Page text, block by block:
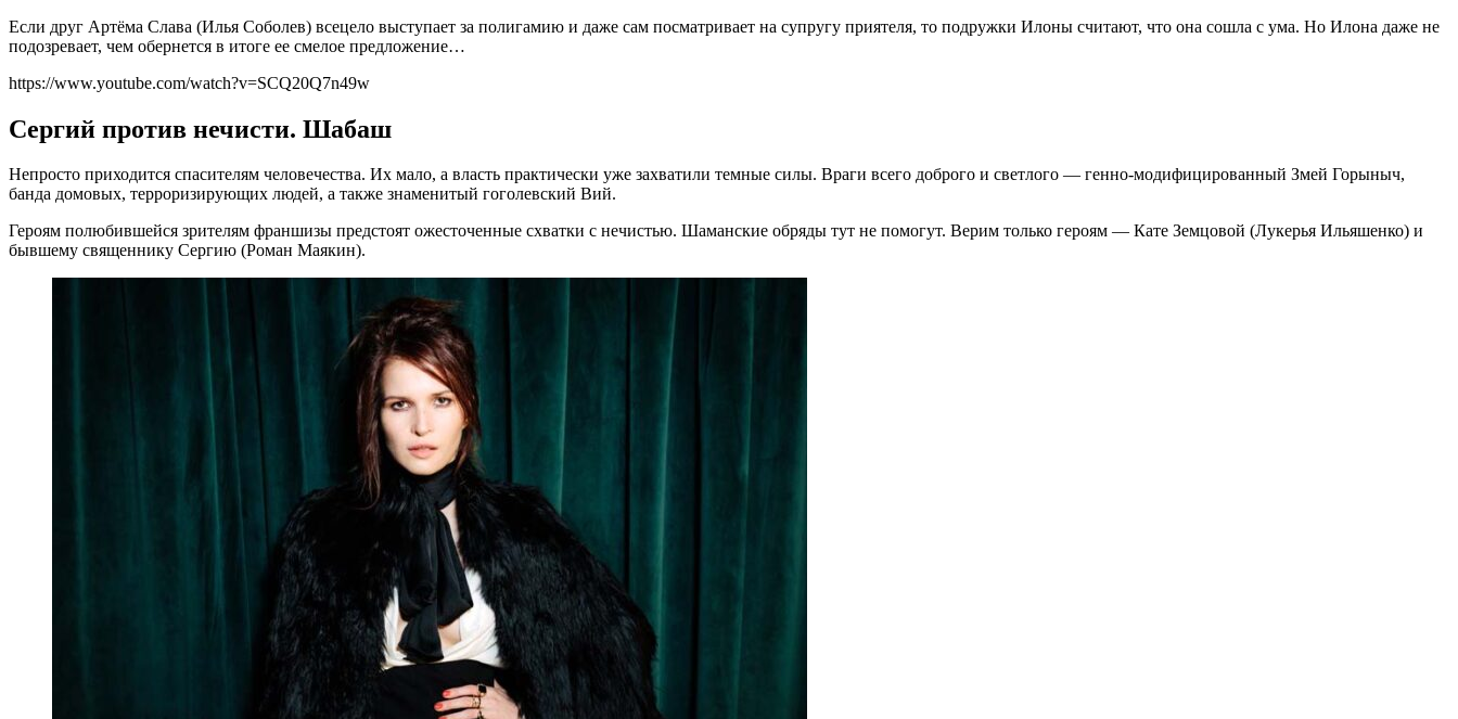
Если друг Артёма Слава (Илья Соболев) всецело выступает за полигамию и даже сам посматривает на супругу приятеля, то подружки Илоны считают, что она сошла с ума. Но Илона даже не
подозревает, чем обернется в итоге ее смелое предложение…
https://www.youtube.com/watch?v=SCQ20Q7n49w
Сергий против нечисти. Шабаш
Непросто приходится спасителям человечества. Их мало, а власть практически уже захватили темные силы. Враги всего доброго и светлого — генно-модифицированный Змей Горыныч,
банда домовых, терроризирующих людей, а также знаменитый гоголевский Вий.
Героям полюбившейся зрителям франшизы предстоят ожесточенные схватки с нечистью. Шаманские обряды тут не помогут. Верим только героям — Кате Земцовой (Лукерья Ильяшенко) и
бывшему священнику Сергию (Роман Маякин).